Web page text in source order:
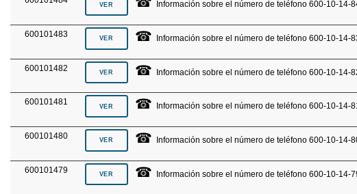
Información sobre el número de teléfono 600-10-14-
600101483 ☎ Información sobre el número de teléfono 600-10-14-
600101482 ☎ Información sobre el número de teléfono 600-10-14-
600101481 ☎ Información sobre el número de teléfono 600-10-14-81
600101480 ☎ Información sobre el número de teléfono 600-10-14-
600101479 ☎ Información sobre el número de teléfono 600-10-14-